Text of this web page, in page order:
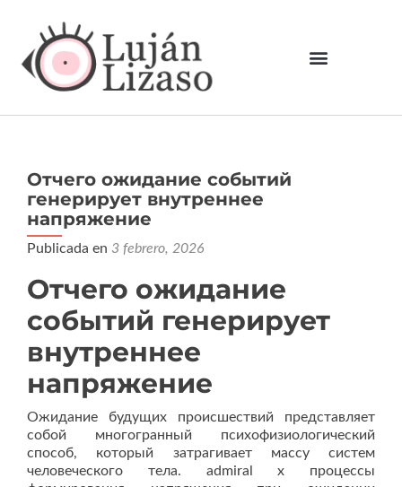
Отчего ожидание событий
генерирует внутреннее
напряжение
Publicada en 3 febrero, 2026
Отчего ожидание
событий генерирует
внутреннее
напряжение
Ожидание будущих происшествий представляет
собой многогранный психофизиологический
способ, который затрагивает массу систем
человеческого тела. admiral x процессы